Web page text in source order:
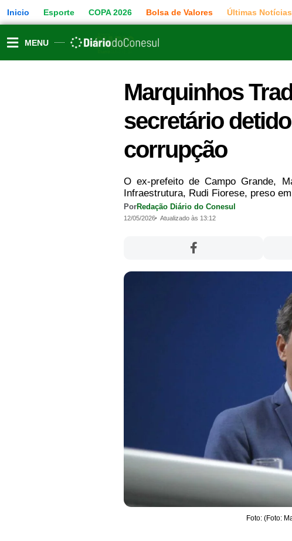
para
o
conteúdo
Inicio Esporte COPA 2026 Bolsa de Valores Últimas Notícias
MENU
Marquinhos
secretário
corrupção
O ex-prefeito de Campo Grande,
Infraestrutura, Rudi Fiorese, preso
PorRedação Diário do Conesul
12/05/2026 Atualizado às 13:12
Foto: (Foto: